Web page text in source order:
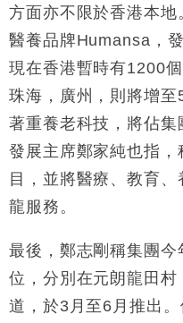
方面亦不限於香港本地
醫養品牌Humansa ，
現在香港暫時有1200
珠海，廣州，則將增至
著重養老科技，將佔集
發展主席鄭家純也指
目，並將醫療、教育
龍服務。
最後，鄭志剛稱集團今
位，分別在元朗龍田
道，於3 月至6 月推出